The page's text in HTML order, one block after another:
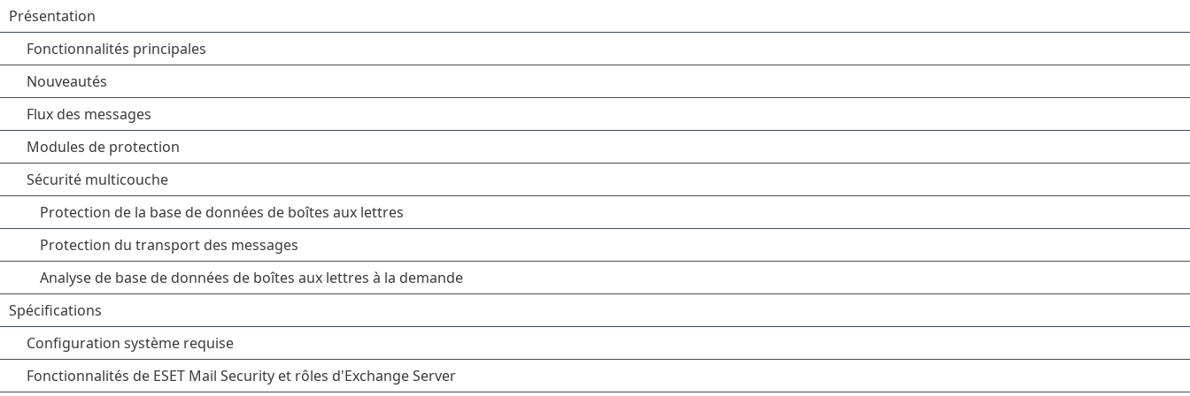
Présentation
Fonctionnalités principales
Nouveautés
Flux des messages
Modules de protection
Sécurité multicouche
Protection de la base de données de boîtes aux lettres
Protection du transport des messages
Analyse de base de données de boîtes aux lettres à la demande
Spécifications
Configuration système requise
Fonctionnalités de ESET Mail Security et rôles d'Exchange Server